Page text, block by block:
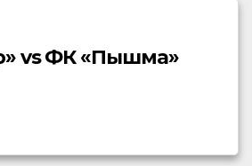
vs ФК «Пышма»